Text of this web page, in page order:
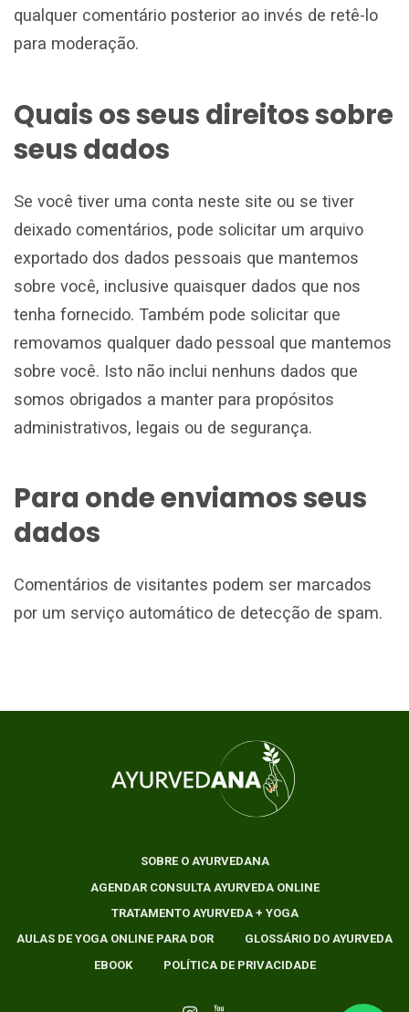
qualquer comentário posterior ao invés de retê-lo
para moderação.
Quais os seus direitos sobre
seus dados
Se você tiver uma conta neste site ou se tiver
deixado comentários, pode solicitar um arquivo
exportado dos dados pessoais que mantemos
sobre você, inclusive quaisquer dados que nos
tenha fornecido. Também pode solicitar que
removamos qualquer dado pessoal que mantemos
sobre você. Isto não inclui nenhuns dados que
somos obrigados a manter para propósitos
administrativos, legais ou de segurança.
Para onde enviamos seus
dados
Comentários de visitantes podem ser marcados
por um serviço automático de detecção de spam.
SOBRE O AYURVEDANA
AGENDAR CONSULTA AYURVEDA ONLINE
TRATAMENTO AYURVEDA + YOGA
AULAS DE YOGA ONLINE PARA DOR
GLOSSÁRIO DO AYURVEDA
EBOOK
POLÍTICA DE PRIVACIDADE